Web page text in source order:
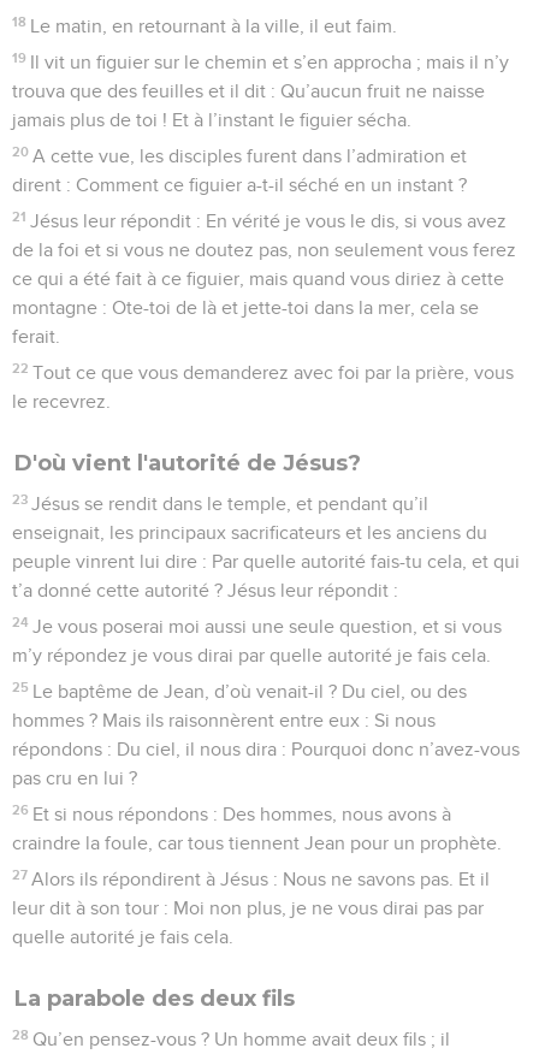
18 Le matin, en retournant à la ville, il eut faim.
19 Il vit un figuier sur le chemin et s’en approcha ; mais il n’y
trouva que des feuilles et il dit : Qu’aucun fruit ne naisse
jamais plus de toi ! Et à l’instant le figuier sécha.
20 A cette vue, les disciples furent dans l’admiration et
dirent : Comment ce figuier a-t-il séché en un instant ?
21 Jésus leur répondit : En vérité je vous le dis, si vous avez
de la foi et si vous ne doutez pas, non seulement vous ferez
ce qui a été fait à ce figuier, mais quand vous diriez à cette
montagne : Ote-toi de là et jette-toi dans la mer, cela se
ferait.
22 Tout ce que vous demanderez avec foi par la prière, vous
le recevrez.
D'où vient l'autorité de Jésus?
23 Jésus se rendit dans le temple, et pendant qu’il
enseignait, les principaux sacrificateurs et les anciens du
peuple vinrent lui dire : Par quelle autorité fais-tu cela, et qui
t’a donné cette autorité ? Jésus leur répondit :
24 Je vous poserai moi aussi une seule question, et si vous
m’y répondez je vous dirai par quelle autorité je fais cela.
25 Le baptême de Jean, d’où venait-il ? Du ciel, ou des
hommes ? Mais ils raisonnèrent entre eux : Si nous
répondons : Du ciel, il nous dira : Pourquoi donc n’avez-vous
pas cru en lui ?
26 Et si nous répondons : Des hommes, nous avons à
craindre la foule, car tous tiennent Jean pour un prophète.
27 Alors ils répondirent à Jésus : Nous ne savons pas. Et il
leur dit à son tour : Moi non plus, je ne vous dirai pas par
quelle autorité je fais cela.
La parabole des deux fils
28 Qu’en pensez-vous ? Un homme avait deux fils ; il